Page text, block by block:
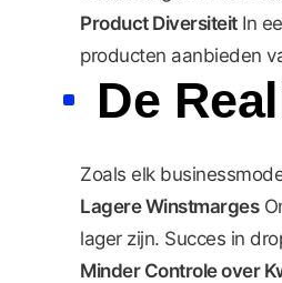
Product DiversiteitIn
producten aanbieden
De
Zoals elk
Lagere Winstmarges
lager zijn. Succes in
Minder Controle over